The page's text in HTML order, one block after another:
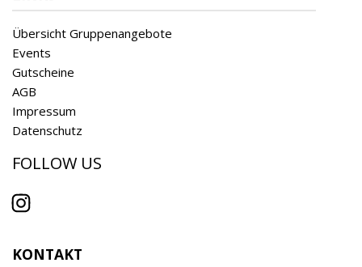
Übersicht Gruppenangebote
Events
Gutscheine
AGB
Impressum
Datenschutz
FOLLOW US
Instagram
KONTAKT